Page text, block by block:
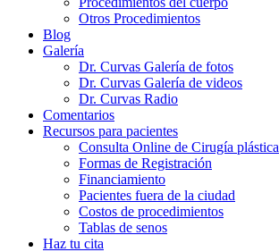
Otros Procedimientos
Blog
Galería
Dr. Curvas Galería de fotos
Dr. Curvas Galería de videos
Dr. Curvas Radio
Comentarios
Recursos para pacientes
Consulta Online de Cirugía plástica
Formas de Registración
Financiamiento
Pacientes fuera de la ciudad
Costos de procedimientos
Tablas de senos
Haz tu cita